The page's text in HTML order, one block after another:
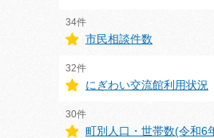
34件
市民相談件数
32件
にぎわい交流館利用状況
30件
町別人口・世帯数(令和6